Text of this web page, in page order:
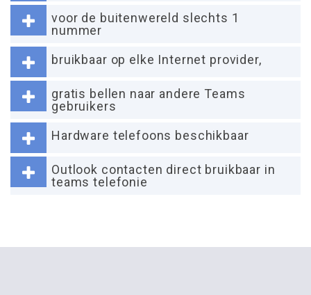
voor de buitenwereld slechts 1
nummer
bruikbaar op elke Internet provider,
gratis bellen naar andere Teams
gebruikers
Hardware telefoons beschikbaar
Outlook contacten direct bruikbaar in
teams telefonie